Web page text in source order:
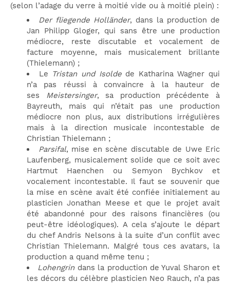
(selon l’adage du verre à moitié vide ou à moitié plein) :
Der fliegende Holländer, dans la production de
Jan Philipp Gloger, qui sans être une production
médiocre, reste discutable et vocalement de
facture moyenne, mais musicalement brillante
(Thielemann) ;
Le
Tristan und Isoldede Katharina Wagner qui
n’a pas réussi à convaincre à la hauteur de
ses Meistersinger, sa production précédente à
Bayreuth, mais qui n’était pas une production
médiocre non plus, aux distributions irrégulières
mais à la direction musicale incontestable de
Christian Thielemann ;
Parsifal, mise en scène discutable de Uwe Eric
Laufenberg, musicalement solide que ce soit avec
Hartmut Haenchen ou Semyon Bychkov et
vocalement incontestable. Il faut se souvenir que
la mise en scène avait été confiée initialement au
plasticien Jonathan Meese et que le projet avait
été abandonné pour des raisons financières (ou
peut-être idéologiques). A cela s’ajoute le départ
du chef Andris Nelsons à la suite d’un conflit avec
Christian Thielemann. Malgré tous ces avatars, la
production a quand même tenu ;
Lohengrindans la production de Yuval Sharon et
les décors du célèbre plasticien Neo Rauch, n’a pas